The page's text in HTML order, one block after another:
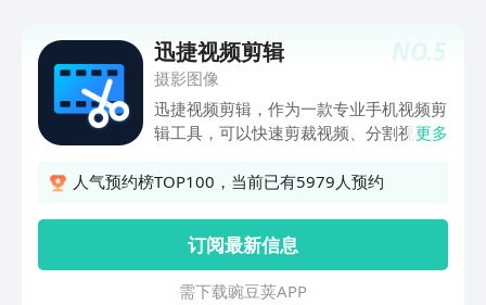
门素材】宝藏音乐库，丰富素材，给视频
加点料！【画面特效】专业转场，神仙特
效，小白一秒变大神！【一键投稿】 支
持投稿免流量，账号互通，创作快人一
NO.5
迅捷视频剪辑
摄影图像
迅捷视频剪辑，作为一款专业手机视频剪
辑工具，可以快速剪裁视频、分割视频，
态贴纸、画中画等功能，软件拥有视频、
频、音频、字幕让你的视频制作更丰富出
彩，操作简单快上手，让你轻松成为短视
频达人。----特色功能----【专业视频剪
辑】-精准刻度剪辑，精细到以帧为单
更多
人气预约榜TOP100，当前已有5979人预约
订阅最新信息
需 下 载 豌 豆 荚 A P P